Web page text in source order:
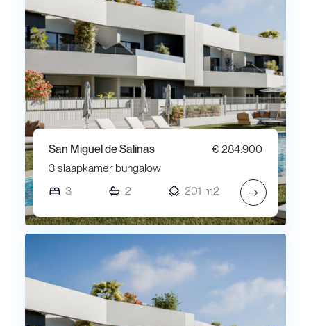
San Miguel de Salinas
€ 284.900
3 slaapkamer bungalow
3
2 201 m2 →